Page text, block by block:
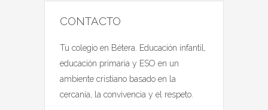
CONTACTO
Tu colegio en Bétera. Educación infantil,
educación primaria y ESO en un
ambiente cristiano basado en la
cercanía, la convivencia y el respeto.